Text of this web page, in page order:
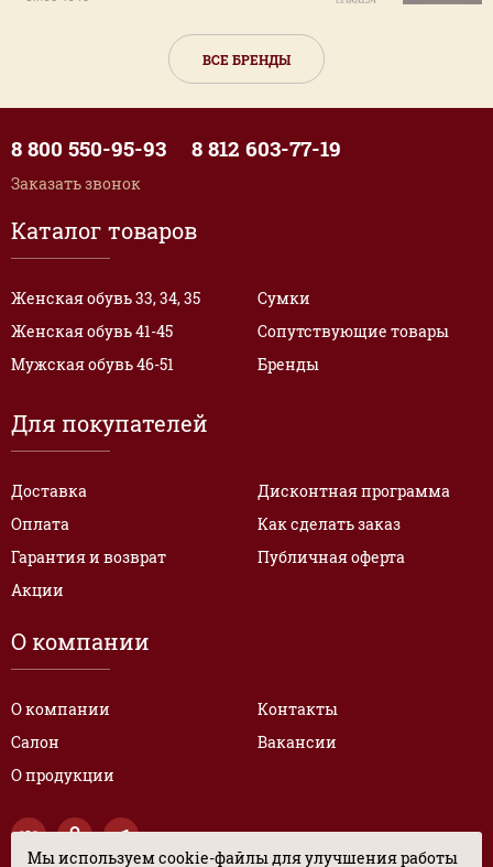
ВСЕ БРЕНДЫ
Каталог товаров
Женская обувь 33, 34, 35
Женская обувь 41-45
Мужская обувь 46-51
Сумки
Сопутствующие товары
Бренды
Для покупателей
Доставка
Оплата
Гарантия и возврат
Акции
Дисконтная программа
Как сделать заказ
Публичная оферта
О компании
О компании
Салон
О продукции
Контакты
Вакансии
8 800 550-95-93 8 812 603-77-19
Заказать звонок
Мы используем cookie-файлы для улучшения работы